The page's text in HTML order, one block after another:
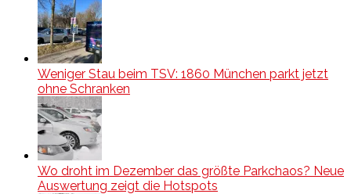
Weniger Stau beim TSV: 1860 München parkt jetzt
ohne Schranken
Wo droht im Dezember das größte Parkchaos? Neue
Auswertung zeigt die Hotspots